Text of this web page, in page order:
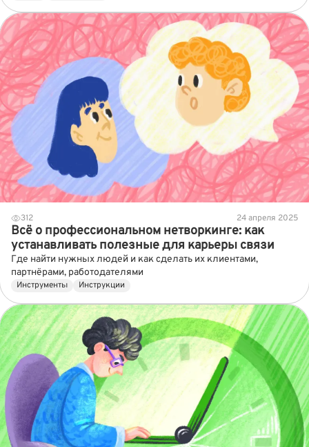
312 24 апреля 2025
Всё о профессиональном нетворкинге: как
устанавливать полезные для карьеры связи
Где найти нужных людей и как сделать их клиентами,
партнёрами, работодателями
Инструменты Инструкции